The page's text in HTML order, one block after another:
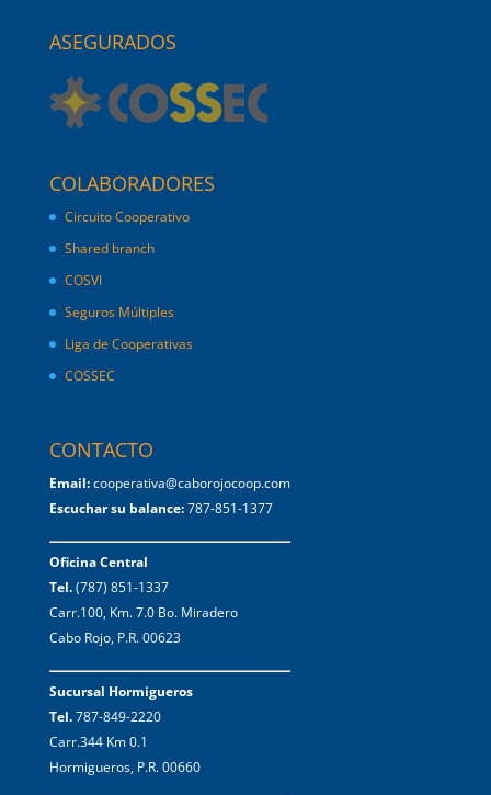
ASEGURADOS
COLABORADORES
Circuito Cooperativo
Shared branch
COSVI
Seguros Múltiples
Liga de Cooperativas
COSSEC
CONTACTO
Email:cooperativa@caborojocoop.com
Escuchar su balance:787-851-1377
Oficina Central
Tel.(787) 851-1337
Carr.100, Km. 7.0 Bo. Miradero
Cabo Rojo, P.R. 00623
Sucursal Hormigueros
Tel.787-849-2220
Carr.344 Km 0.1
Hormigueros, P.R. 00660